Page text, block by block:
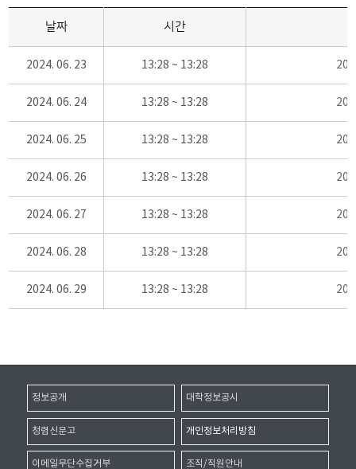
날짜 시간
2024. 06. 23 13:28 ~ 13:28
2024. 06. 24 13:28 ~ 13:28
2024. 06. 25 13:28 ~ 13:28
2024. 06. 26 13:28 ~ 13:28
2024. 06. 27 13:28 ~ 13:28
2024. 06. 28 13:28 ~ 13:28
2024. 06. 29 13:28 ~ 13:28
정보공개 대학정보공시
청렴신문고 개인정보처리방침
이메일무단수집거부 조직/직원안내